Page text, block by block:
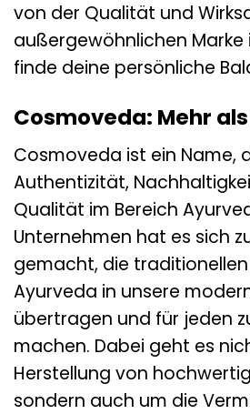
von der Qualität und
außergewöhnlichen Marke
finde deine persönliche
Cosmoveda: Mehr
Cosmoveda ist ein Name,
Authentizität,
Qualität im Bereich
Unternehmen hat es sich
gemacht, die traditionellen
Ayurveda in unsere
übertragen und für jeden
machen. Dabei geht es
Herstellung von
sondern auch um die